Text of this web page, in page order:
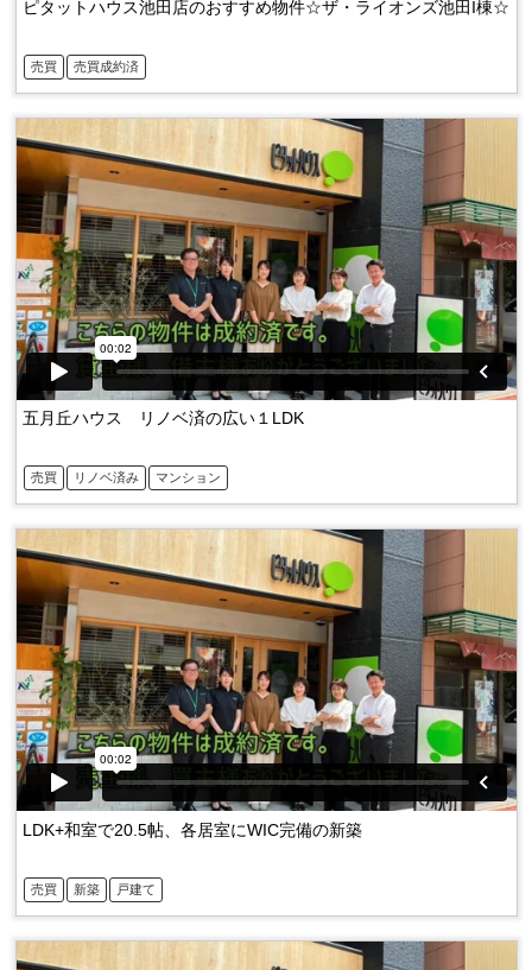
売買 売買成約済
ピタットハウス池田店のおすすめ物件☆ザ・ライオンズ池田I棟☆
売買 リノベ済み マンション
五月丘ハウス リノベ済の広い１LDK
売買 新築 戸建て
LDK+和室で20.5帖、各居室にWIC完備の新築